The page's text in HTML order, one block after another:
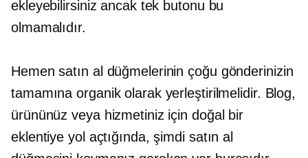
ekleyebilirsiniz ancak tek butonu bu
olmamalıdır.
Hemen satın al düğmelerinin çoğu gönderinizin
tamamına organik olarak yerleştirilmelidir. Blog,
ürününüz veya hizmetiniz için doğal bir
eklentiye yol açtığında, şimdi satın al